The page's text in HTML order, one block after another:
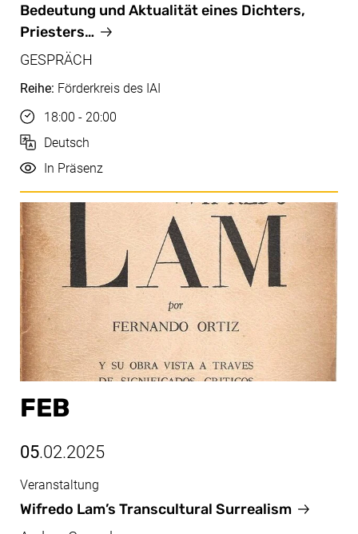
Bedeutung und Aktualität eines Dichters,
Priesters…
GESPRÄCH
Reihe: Förderkreis des IAI
Uhrzeit
18:00 - 20:00
Sprache
Deutsch
Durchführung
In Präsenz
FEB
05.02.2025
Feb, 05.02.2025
Wifredo Lam’s Transcultural Surrealism
Veranstaltung